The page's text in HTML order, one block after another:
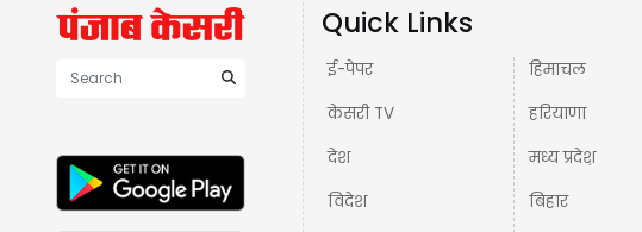
Quick Links
ई-पेपर
केसरी TV
देश
विदेश
हिमाचल
हरियाणा
मध्य प्रदेश़
बिहार